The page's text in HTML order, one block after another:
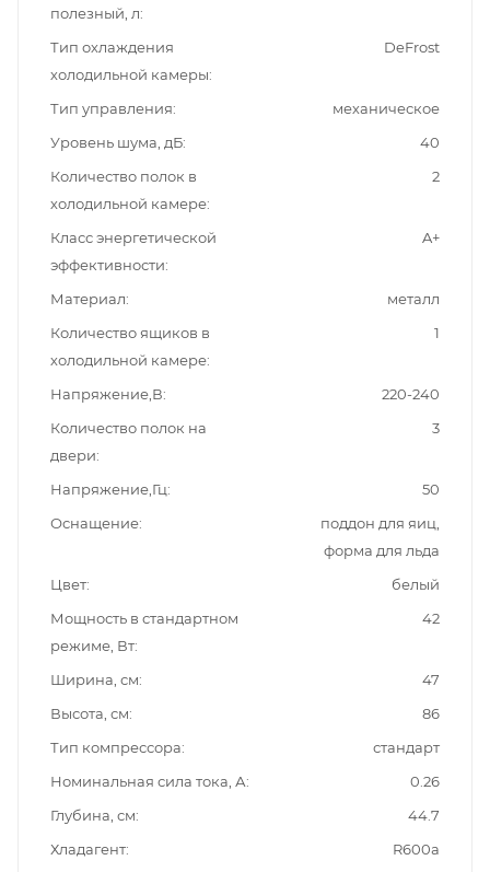
полезный, л
Тип охлаждения
холодильной камеры
DeFrost
Тип управления
механическое
Уровень шума, дБ
40
Количество полок в
холодильной камере
2
Класс энергетической
эффективности
A+
Материал
металл
Количество ящиков в
холодильной камере
1
Напряжение,В
220-240
Количество полок на
двери
3
Напряжение,Гц
50
Оснащение
поддон для яиц,
форма для льда
Цвет
белый
Мощность в стандартном
режиме, Вт
42
Ширина, см
47
Высота, см
86
Тип компрессора
стандарт
Номинальная сила тока, А
0.26
Глубина, см
44.7
Хладагент
R600a